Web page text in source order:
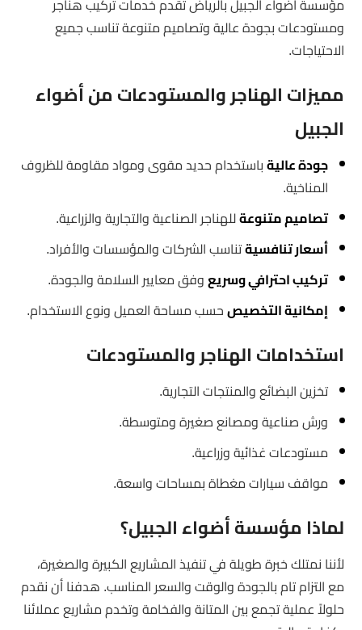
ومستودعات بجودة عالية وتصاميم متنوعة تناسب جميع
الاحتياجات.
مميزات الهناجر والمستودعات من أضواء
الجبيل
جودة عاليةباستخدام حديد مقوى ومواد مقاومة للظروف
المناخية.
تصاميم متنوعةللهناجر الصناعية والتجارية والزراعية.
أسعار تنافسيةتناسب الشركات والمؤسسات والأفراد.
تركيب احترافي وسريعوفق معايير السلامة والجودة.
إمكانية التخصيصحسب مساحة العميل ونوع الاستخدام.
استخدامات الهناجر والمستودعات
تخزين البضائع والمنتجات التجارية.
ورش صناعية ومصانع صغيرة ومتوسطة.
مستودعات غذائية وزراعية.
مواقف سيارات مغطاة بمساحات واسعة.
لماذا مؤسسة أضواء الجبيل؟
لأننا نمتلك خبرة طويلة في تنفيذ المشاريع الكبيرة والصغيرة،
مع التزام تام بالجودة والوقت والسعر المناسب. هدفنا أن نقدم
حلولاً عملية تجمع بين المتانة والفخامة وتخدم مشاريع عملائنا